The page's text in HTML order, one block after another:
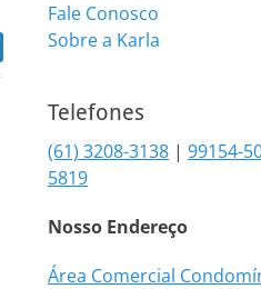
Fale Conosco
Sobre a Karla
Telefones
(61) 3208-3138 | 99154-
5819
Nosso Endereço
Área Comercial